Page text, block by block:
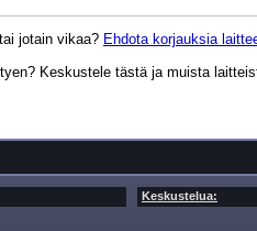
jotain vikaa? Ehdota korjauksia
Keskustele tästä ja muista
Keskustelua: